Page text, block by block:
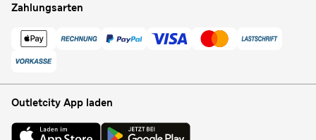
Zahlungsarten
Outletcity App laden